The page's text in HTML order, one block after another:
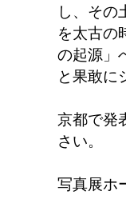
し、その
を太古の
の起源」
と果敢に
京都で発
さい。
写真展ホ